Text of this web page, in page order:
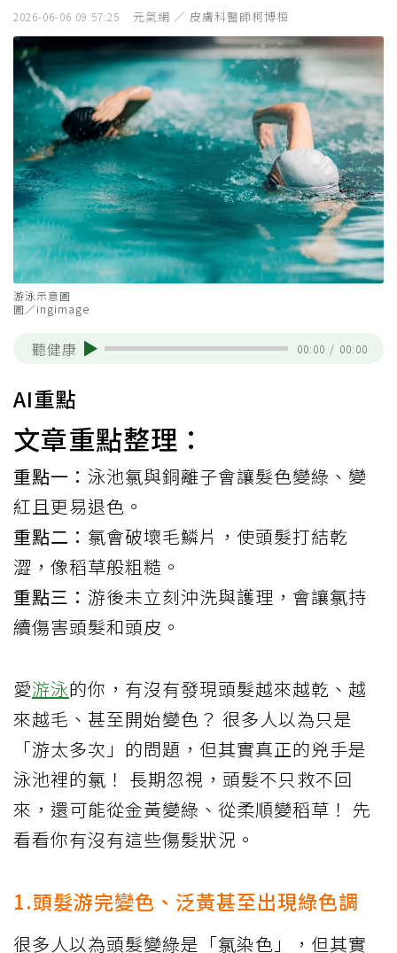
2026-06-06 09:57:25 元氣網 ／ 皮膚科醫師柯博桓
游泳示意圖
圖／ingimage
聽健康 00:00 / 00:00
AI重點
文章重點整理：
重點一： 泳池氯與銅離子會讓髮色變綠、變
紅且更易退色。
重點二： 氯會破壞毛鱗片，使頭髮打結乾
澀，像稻草般粗糙。
重點三： 游後未立刻沖洗與護理，會讓氯持
續傷害頭髮和頭皮。
愛游泳的你，有沒有發現頭髮越來越乾、越
來越毛、甚至開始變色？ 很多人以為只是
「游太多次」的問題，但其實真正的兇手是
泳池裡的氯！ 長期忽視，頭髮不只救不回
來，還可能從金黃變綠、從柔順變稻草！ 先
看看你有沒有這些傷髮狀況。
1.頭髮游完變色、泛黃甚至出現綠色調
很多人以為頭髮變綠是「氯染色」，但其實